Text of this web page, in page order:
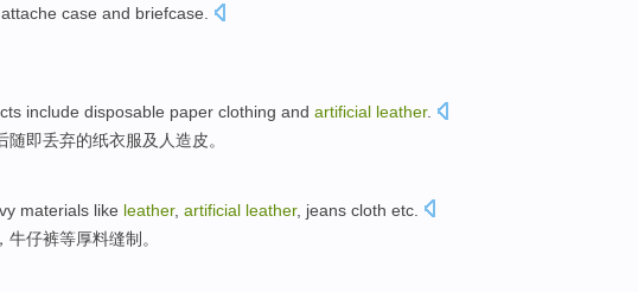
attache case and briefcase.
include disposable paper clothing and artificial leather.
随即丢弃的纸衣服及 人造皮。
materials like leather, artificial leather, jeans cloth etc
， 牛仔裤等厚料缝制。